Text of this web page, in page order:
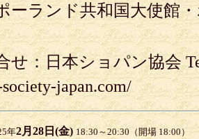
ーランド共和国大使館
せ：日本ショパン協会
japan.com/
年2月28日(金) 18:30～20:30（開場 18:00）